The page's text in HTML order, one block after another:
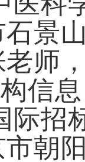
京
：
信息
中
朝